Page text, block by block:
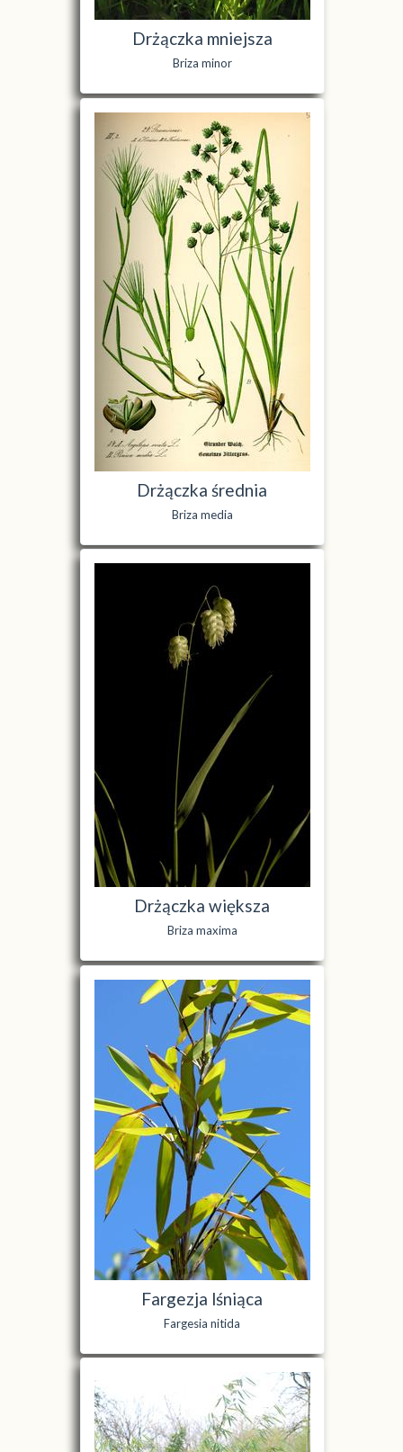
Drżączka mniejsza
Briza minor
Drżączka średnia
Briza media
Drżączka większa
Briza maxima
Fargezja lśniąca
Fargesia nitida